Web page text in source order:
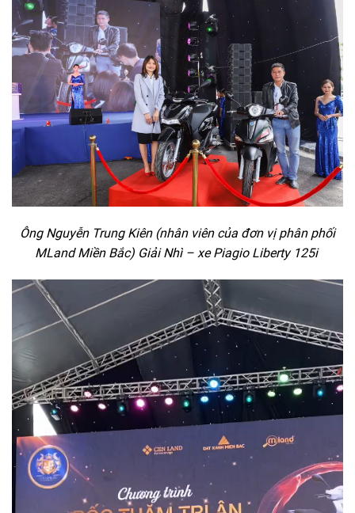
Ông Nguyễn Trung Kiên (nhân viên của đơn vị phân phối
MLand Miền Bắc) Giải Nhì – xe Piagio Liberty 125i
Trình
Video